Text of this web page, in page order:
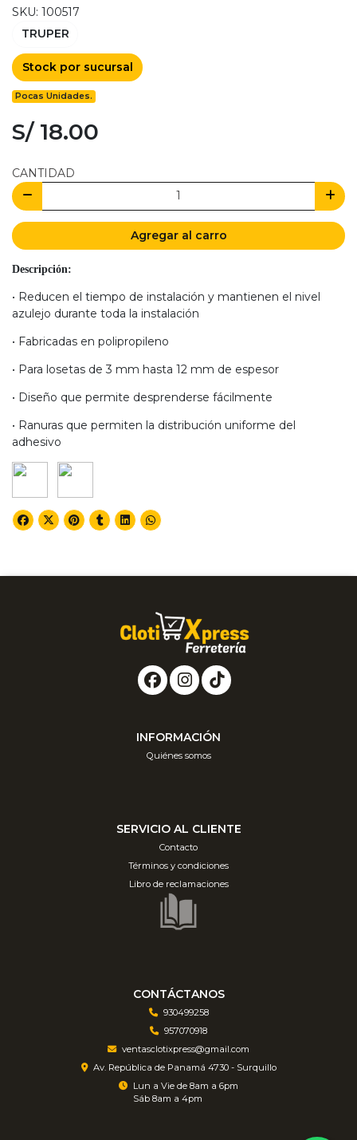
SKU: 100517
TRUPER
Stock por sucursal
Pocas Unidades.
S/ 18.00
CANTIDAD
Agregar al carro
Descripción:
• Reducen el tiempo de instalación y mantienen el nivel
azulejo durante toda la instalación
• Fabricadas en polipropileno
• Para losetas de 3 mm hasta 12 mm de espesor
• Diseño que permite desprenderse fácilmente
• Ranuras que permiten la distribución uniforme del
adhesivo
INFORMACIÓN
Quiénes somos
SERVICIO AL CLIENTE
Contacto
Términos y condiciones
Libro de reclamaciones
CONTÁCTANOS
930499258
957070918
ventasclotixpress@gmail.com
Av. República de Panamá 4730 - Surquillo
Lun a Vie de 8am a 6pm
Sáb 8am a 4pm